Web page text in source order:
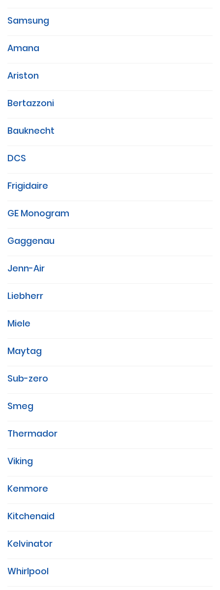
Samsung
Amana
Ariston
Bertazzoni
Bauknecht
DCS
Frigidaire
GE Monogram
Gaggenau
Jenn-Air
Liebherr
Miele
Maytag
Sub-zero
Smeg
Thermador
Viking
Kenmore
Kitchenaid
Kelvinator
Whirlpool